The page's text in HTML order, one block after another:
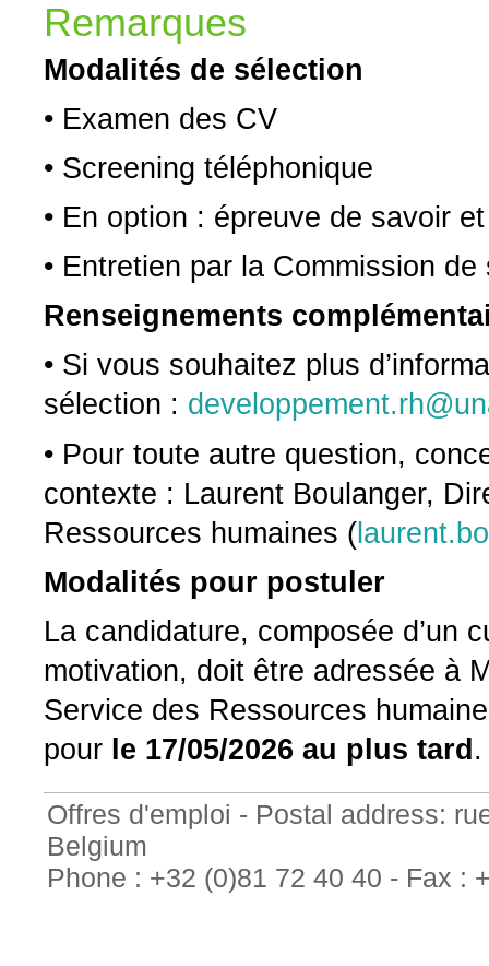
Remarques
Modalités de sélection
• Examen des CV
• Screening téléphonique
• En option : épreuve de savoir
• Entretien par la Commission de
Renseignements
• Si vous souhaitez plus
sélection :
• Pour toute autre question,
contexte : Laurent Boulanger,
Ressources humaines (
Modalités pour postuler
La candidature, composée d’un
motivation, doit être adressée à
Service des Ressources
pour le 17/05/2026 au plus tard.
Offres d'emploi - Postal address:
Belgium
Phone : +32 (0)81 72 40 40 - Fax :